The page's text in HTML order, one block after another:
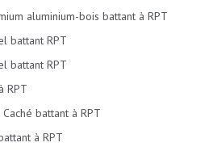
aluminium-bois battant à RPT
battant RPT
battant RPT
RPT
battant à RPT
à RPT